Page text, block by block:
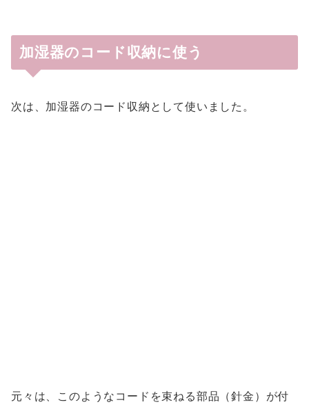
加湿器のコード収納に使う
次は、加湿器のコード収納として使いました。
元々は、このようなコードを束ねる部品（針金）が付